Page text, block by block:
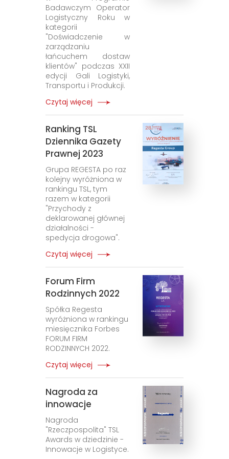
Badawczym Operator
Logistyczny Roku w
kategorii
"Doświadczenie w
zarządzaniu
łańcuchem dostaw
klientów" podczas XXII
edycji Gali Logistyki,
Transportu i Produkcji.
Czytaj więcej
Ranking TSL
Dziennika Gazety
Prawnej 2023
Grupa REGESTA po raz
kolejny wyróżniona w
rankingu TSL, tym
razem w kategorii
"Przychody z
deklarowanej głównej
działalności -
spedycja drogowa".
Czytaj więcej
Forum Firm
Rodzinnych 2022
Spółka Regesta
wyróżniona w rankingu
miesięcznika Forbes
FORUM FIRM
RODZINNYCH 2022.
Czytaj więcej
Nagroda za
innowacje
Nagroda
"Rzeczpospolita" TSL
Awards w dziedzinie -
Innowacje w Logistyce.